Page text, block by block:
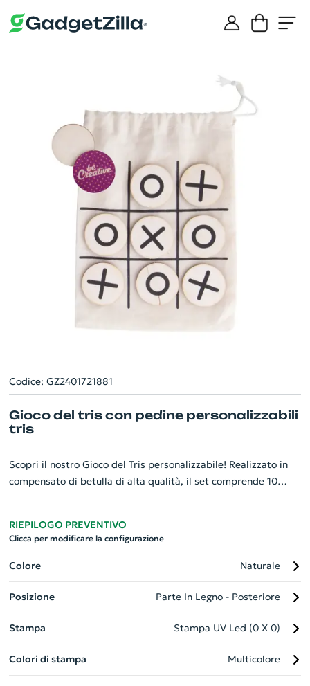
Codice: GZ2401721881
Gioco del tris con pedine personalizzabili
tris
Scopri il nostro Gioco del Tris personalizzabile! Realizzato in
compensato di betulla di alta qualità, il set comprende 10
inclusa nel prezzo, perfetta per il logo della tua azienda o un
brand in modo divertente e originale. Disponibile per ordini di
minimo 100 pezzi. Un'ottima scelta per far risaltare il tuo
brand!
RIEPILOGO PREVENTIVO
Clicca per modificare la configurazione
Colore Naturale
Posizione Parte In Legno - Posteriore
Stampa Stampa UV Led (0 X 0)
Colori di stampa Multicolore